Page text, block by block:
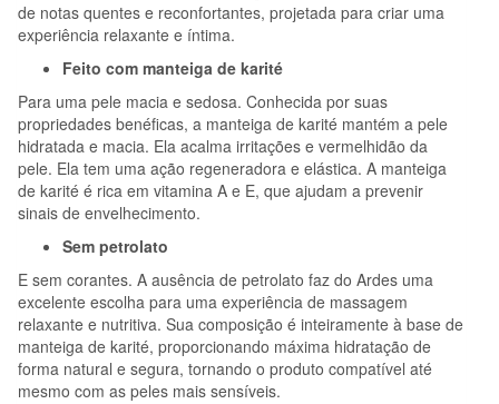
de notas quentes e reconfortantes, projetada para criar uma
experiência relaxante e íntima.
Feito com manteiga de karité
Para uma pele macia e sedosa. Conhecida por suas
propriedades benéficas, a manteiga de karité mantém a pele
hidratada e macia. Ela acalma irritações e vermelhidão da
pele. Ela tem uma ação regeneradora e elástica. A manteiga
de karité é rica em vitamina A e E, que ajudam a prevenir
sinais de envelhecimento.
Sem petrolato
E sem corantes. A ausência de petrolato faz do Ardes uma
excelente escolha para uma experiência de massagem
relaxante e nutritiva. Sua composição é inteiramente à base de
manteiga de karité, proporcionando máxima hidratação de
forma natural e segura, tornando o produto compatível até
mesmo com as peles mais sensíveis.